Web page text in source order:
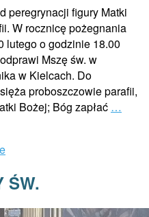
peregrynacji figury Matki
W rocznicę pożegnania
lutego o godzinie 18.00
Mszę św. w
w Kielcach. Do
proboszczowie parafii,
Bożej; Bóg zapłać …
ŚW.